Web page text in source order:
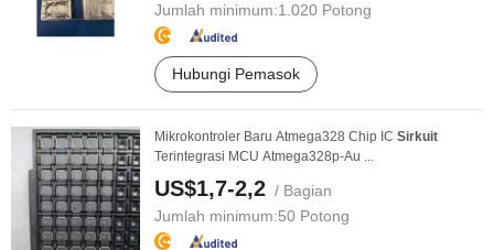
Jumlah minimum:1.020 Potong
Hubungi Pemasok
Mikrokontroler Baru Atmega328 Chip IC Sirkuit
Terintegrasi MCU Atmega328p-Au ...
US$1,7-2,2 / Bagian
Jumlah minimum:50 Potong